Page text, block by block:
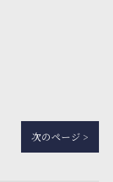
次のページ >